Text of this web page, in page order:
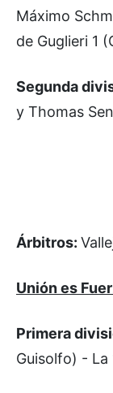
Máximo
de Guglieri 1
Segunda
y Thomas
Árbitros:
Unión es
Primera
Guisolfo) - La